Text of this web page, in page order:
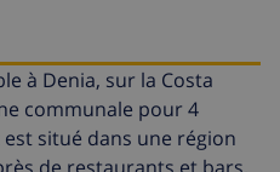
à Denia, sur la Costa
communale pour 4
situé dans une région